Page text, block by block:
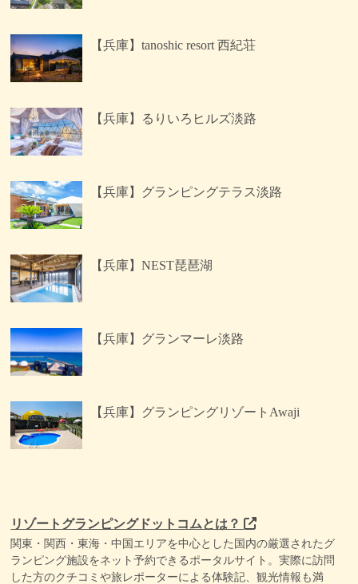
【兵庫】tanoshic resort 西紀荘
【兵庫】るりいろヒルズ淡路
【兵庫】グランピングテラス淡路
【兵庫】NEST琵琶湖
【兵庫】グランマーレ淡路
【兵庫】グランピングリゾートAwaji
リゾートグランピングドットコムとは？
関東・関西・東海・中国エリアを中心とした国内の厳選されたグ
ランピング施設をネット予約できるポータルサイト。実際に訪問
した方のクチコミや旅レポーターによる体験記、観光情報も満